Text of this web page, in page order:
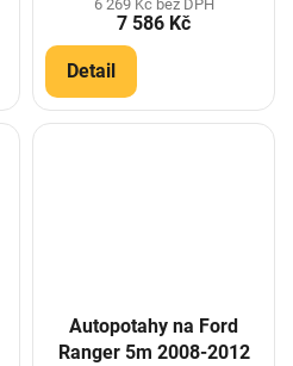
6 269 Kč bez DPH
7 586 Kč
Detail
Autopotahy na Ford
Ranger 5m 2008-2012